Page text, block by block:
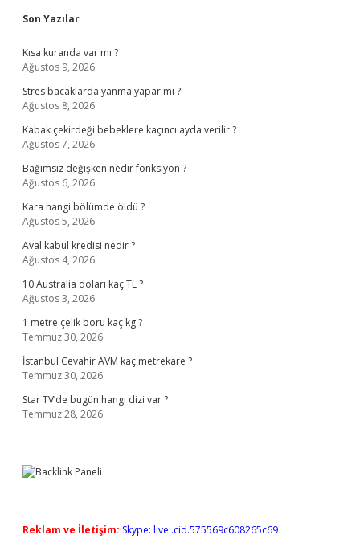
Sidebar
Son Yazılar
Kısa kuranda var mı ?
Ağustos 9, 2026
Stres bacaklarda yanma yapar mı ?
Ağustos 8, 2026
Kabak çekirdeği bebeklere kaçıncı ayda verilir ?
Ağustos 7, 2026
Bağımsız değişken nedir fonksiyon ?
Ağustos 6, 2026
Kara hangi bölümde öldü ?
Ağustos 5, 2026
Aval kabul kredisi nedir ?
Ağustos 4, 2026
10 Australia doları kaç TL ?
Ağustos 3, 2026
1 metre çelik boru kaç kg ?
Temmuz 30, 2026
İstanbul Cevahir AVM kaç metrekare ?
Temmuz 30, 2026
Star TV’de bugün hangi dizi var ?
Temmuz 28, 2026
Reklam ve İletişim: Skype: live:.cid.575569c608265c69